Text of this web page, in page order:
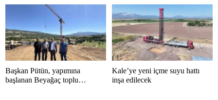
Başkan Pütün, yapımına
başlanan Beyağaç toplu
Kale’ye yeni içme suyu hattı
inşa edilecek